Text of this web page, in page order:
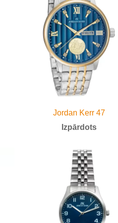
Jordan Kerr 47
Izpārdots